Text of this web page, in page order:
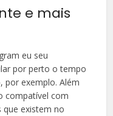
e mais
eu seu
por perto o tempo
por exemplo. Além
compatível com
que existem no